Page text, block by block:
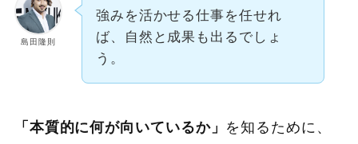
島田隆則
強みを活かせる仕事を任せれ
ば、自然と成果も出るでしょ
う。
「本質的に何が向いているか」 を知るために、